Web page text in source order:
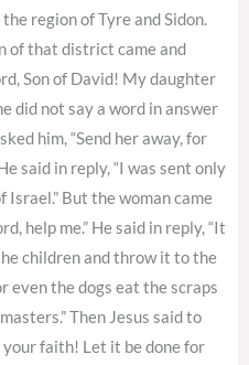
region of Tyre and Sidon.
of that district came and
Son of David! My daughter
did not say a word in answer
him, “Send her away, for
said in reply, “I was sent only
But the woman came
help me.” He said in reply, “It
children and throw it to the
even the dogs eat the scraps
Then Jesus said to
your faith! Let it be done for